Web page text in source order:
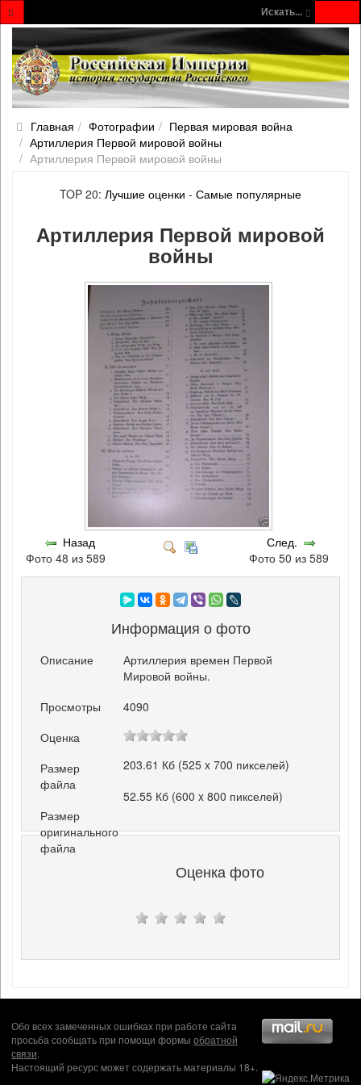
Искать...
Главная Фотографии
Первая мировая война
Артиллерия Первой мировой войны
Артиллерия Первой мировой войны
TOP 20: Лучшие оценки - Самые популярные
Артиллерия Первой мировой
войны
Назад
Фото 48 из 589
След.
Фото 50 из 589
Информация о фото
Описание
Артиллерия времен Первой
Мировой войны.
Просмотры
4090
Оценка
Размер
файла
203.61 Кб (525 x 700 пикселей)
Размер
оригинального
файла
52.55 Кб (600 x 800 пикселей)
Оценка фото
Обо всех замеченных ошибках при работе сайта
просьба сообщать при помощи формы обратной
связи.
Настоящий ресурс может содержать материалы 18+.